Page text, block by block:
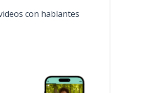
con hablantes